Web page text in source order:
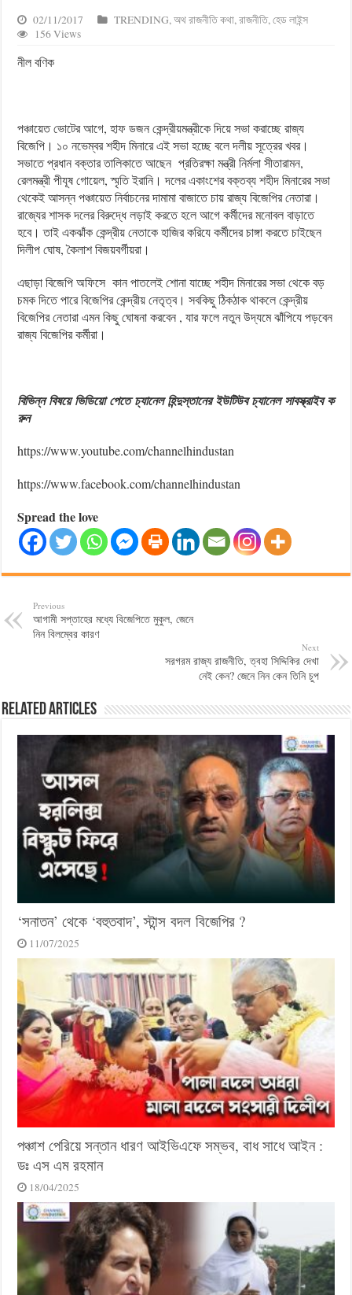
02/11/2017 TRENDING,অথ রাজনীতি কথা,রাজনীতি,হেড লাইন্স
156 Views
নীল বণিক
পঞ্চায়েত ভোটের আগে, হাফ ডজন কেন্দ্রীয়মন্ত্রীকে দিয়ে সভা করাচ্ছে রাজ্য
বিজেপি। ১০ নভেম্বর শহীদ মিনারে এই সভা হচ্ছে বলে দলীয় সূত্রের খবর।
সভাতে প্রধান বক্তার তালিকাতে আছেন প্রতিরক্ষা মন্ত্রী নির্মলা সীতারামন,
রেলমন্ত্রী পীযূষ গোয়েল, স্মৃতি ইরানি। দলের একাংশের বক্তব্য শহীদ মিনারের সভা
থেকেই আসন্ন পঞ্চায়েত নির্বাচনের দামামা বাজাতে চায় রাজ্য বিজেপির নেতারা।
রাজ্যের শাসক দলের বিরুদ্ধে লড়াই করতে হলে আগে কর্মীদের মনোবল বাড়াতে
হবে। তাই একঝাঁক কেন্দ্রীয় নেতাকে হাজির করিযে কর্মীদের চাঙ্গা করতে চাইছেন
দিলীপ ঘোষ, কৈলাশ বিজয়বর্গীয়রা।
এছাড়া বিজেপি অফিসে কান পাতলেই শোনা যাচ্ছে শহীদ মিনারের সভা থেকে বড়
চমক দিতে পারে বিজেপির কেন্দ্রীয় নেতৃত্ব। সবকিছু ঠিকঠাক থাকলে কেন্দ্রীয়
বিজেপির নেতারা এমন কিছু ঘোষনা করবেন , যার ফলে নতুন উদ্যমে ঝাঁপিযে পড়বেন
রাজ্য বিজেপির কর্মীরা।
বিভিন্ন বিষয়ে ভিডিয়ো পেতে চ্যানেল হিন্দুস্তানের ইউটিউব চ্যানেল সাবস্ক্রাইব ক
রুন
https://www.youtube.com/channelhindustan
https://www.facebook.com/channelhindustan
Spread the love
Previous
আগামী সপ্তাহের মধ্যে বিজেপিতে মুকুল, জেনে
নিন বিলম্বের কারণ
Next
সরগরম রাজ্য রাজনীতি, ত্বহা সিদ্দিকির দেখা
নেই কেন? জেনে নিন কেন তিনি চুপ
Related Articles
‘সনাতন’ থেকে ‘বহুতবাদ’, স্টান্স বদল বিজেপির ?
11/07/2025
পঞ্চাশ পেরিয়ে সন্তান ধারণ আইভিএফে সম্ভব, বাধ সাধে আইন :
ডঃ এস এম রহমান
18/04/2025